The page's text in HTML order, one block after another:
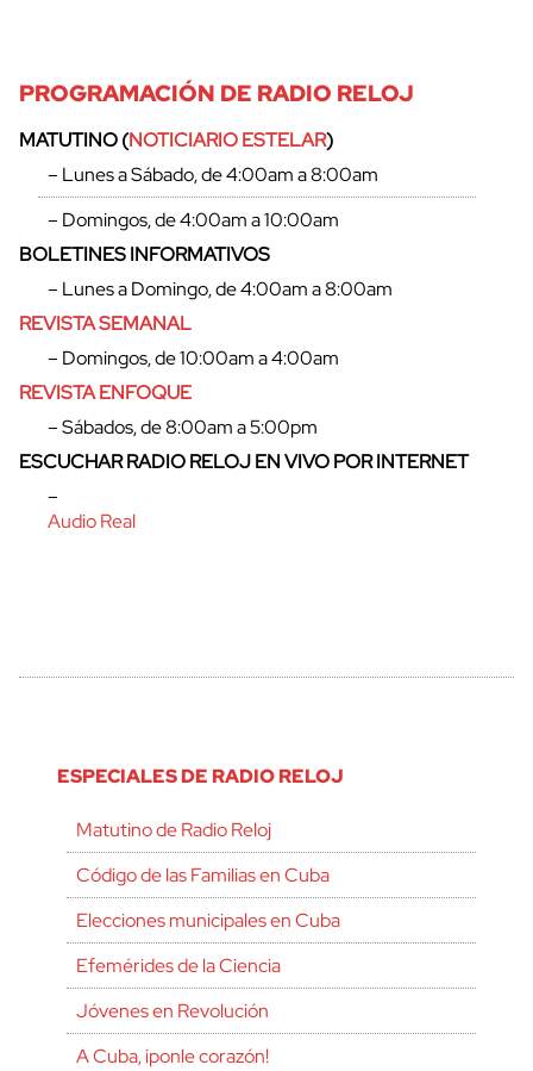
PROGRAMACIÓN DE RADIO RELOJ
MATUTINO (NOTICIARIO ESTELAR)
– Lunes a Sábado, de 4:00am a 8:00am
– Domingos, de 4:00am a 10:00am
BOLETINES INFORMATIVOS
– Lunes a Domingo, de 4:00am a 8:00am
REVISTA SEMANAL
– Domingos, de 10:00am a 4:00am
REVISTA ENFOQUE
– Sábados, de 8:00am a 5:00pm
ESCUCHAR RADIO RELOJ EN VIVO POR INTERNET
–
Audio Real
ESPECIALES DE RADIO RELOJ
Matutino de Radio Reloj
Código de las Familias en Cuba
Elecciones municipales en Cuba
Efemérides de la Ciencia
Jóvenes en Revolución
A Cuba, ¡ponle corazón!